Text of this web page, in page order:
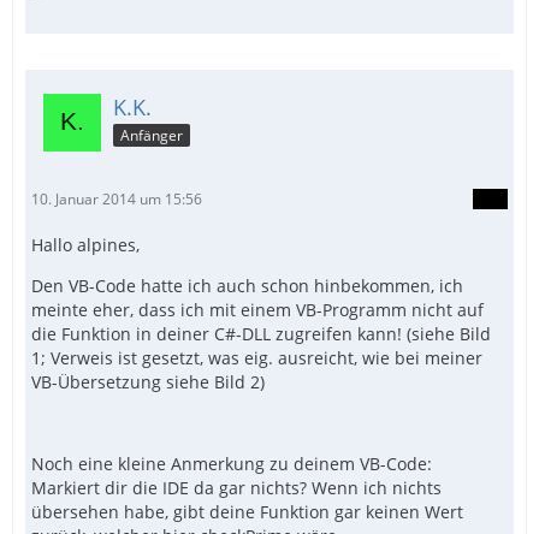
K.K.
Anfänger
10. Januar 2014 um 15:56
Hallo alpines,
Den VB-Code hatte ich auch schon hinbekommen, ich
meinte eher, dass ich mit einem VB-Programm nicht auf
die Funktion in deiner C#-DLL zugreifen kann! (siehe Bild
1; Verweis ist gesetzt, was eig. ausreicht, wie bei meiner
VB-Übersetzung siehe Bild 2)
Noch eine kleine Anmerkung zu deinem VB-Code:
Markiert dir die IDE da gar nichts? Wenn ich nichts
übersehen habe, gibt deine Funktion gar keinen Wert